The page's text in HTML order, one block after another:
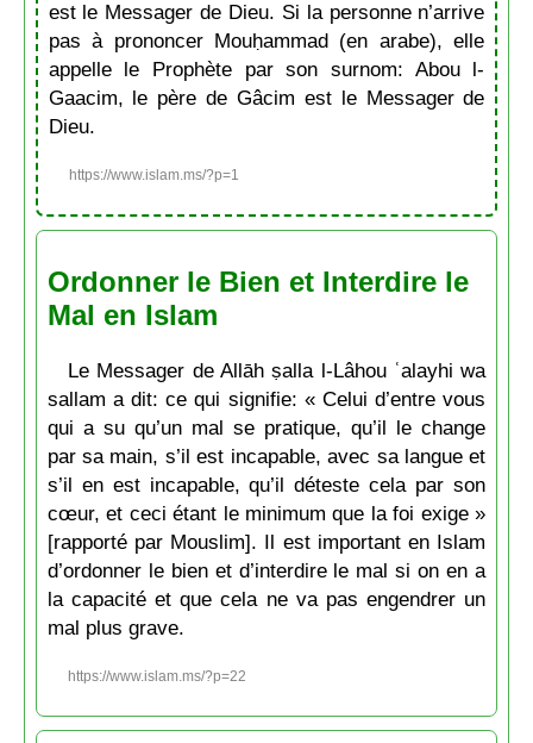
est le Messager de Dieu. Si la personne n’arrive
pas à prononcer Mouḥammad (en arabe), elle
appelle le Prophète par son surnom: Abou l-
Gaacim, le père de Gâcim est le Messager de
Dieu.
https://www.islam.ms/?p=1
Ordonner le Bien et Interdire le
Mal en Islam
Le Messager de Allāh ṣalla l-Lâhou ʿalayhi wa
sallam a dit: ce qui signifie: « Celui d’entre vous
qui a su qu’un mal se pratique, qu’il le change
par sa main, s’il est incapable, avec sa langue et
s’il en est incapable, qu’il déteste cela par son
cœur, et ceci étant le minimum que la foi exige »
[rapporté par Mouslim]. Il est important en Islam
d’ordonner le bien et d’interdire le mal si on en a
la capacité et que cela ne va pas engendrer un
mal plus grave.
https://www.islam.ms/?p=22